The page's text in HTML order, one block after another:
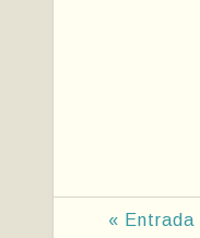
« Entrada